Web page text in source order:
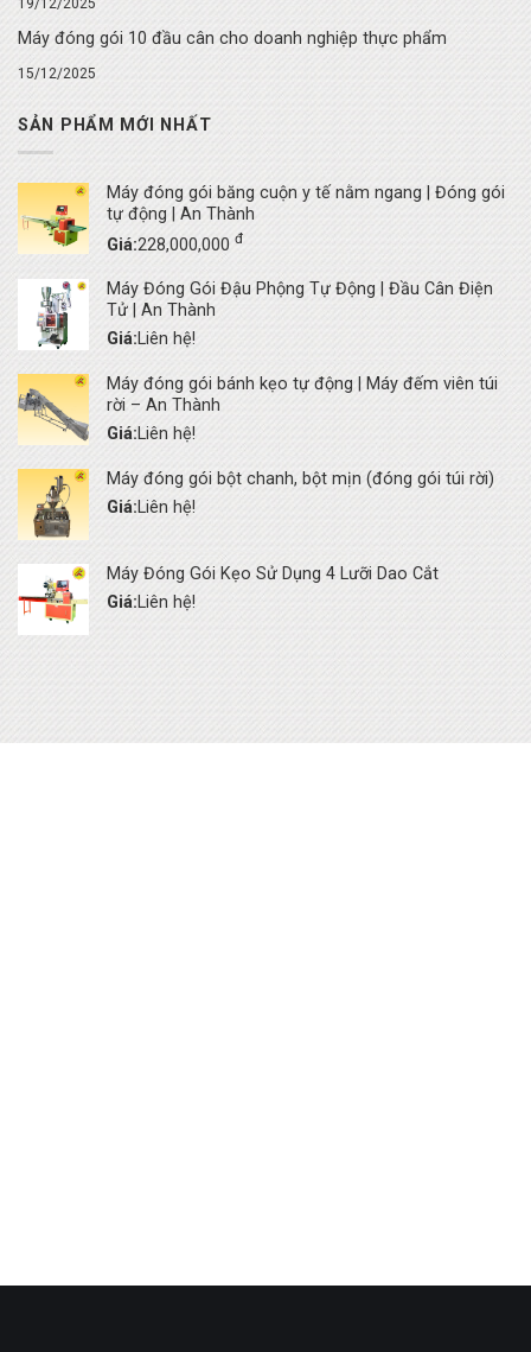
Máy đóng gói 10 đầu cân cho doanh nghiệp thực phẩm
15/12/2025
SẢN PHẨM MỚI NHẤT
Máy đóng gói băng cuộn y tế nằm ngang | Đóng gói
tự động | An Thành
Giá:228,000,000 đ
Máy Đóng Gói Đậu Phộng Tự Động | Đầu Cân Điện
Tử | An Thành
Giá:Liên hệ!
Máy đóng gói bánh kẹo tự động | Máy đếm viên túi
rời – An Thành
Giá:Liên hệ!
Máy đóng gói bột chanh, bột mịn (đóng gói túi rời)
Giá:Liên hệ!
Máy Đóng Gói Kẹo Sử Dụng 4 Lưỡi Dao Cắt
Giá:Liên hệ!